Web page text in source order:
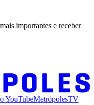
importantes e receber
YouTubeMetrópolesTV